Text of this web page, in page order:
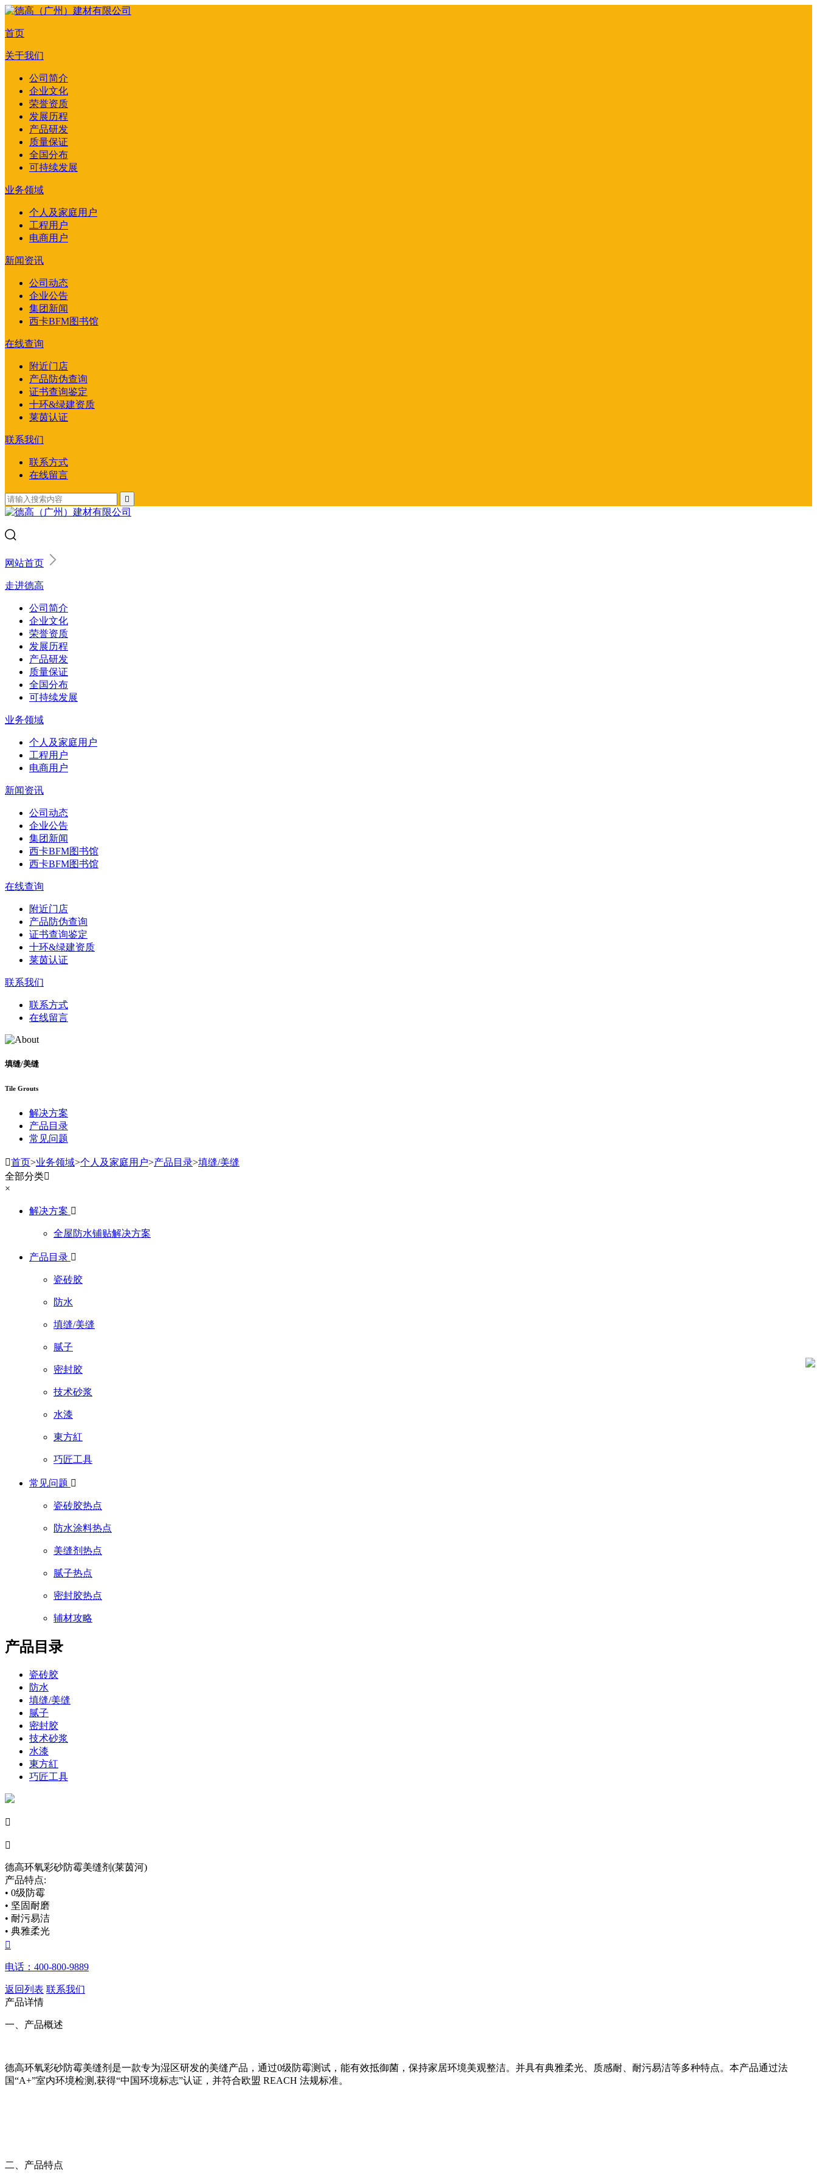
首页
关于我们
公司简介
企业文化
荣誉资质
发展历程
产品研发
质量保证
全国分布
可持续发展
业务领域
个人及家庭用户
工程用户
电商用户
新闻资讯
公司动态
企业公告
集团新闻
西卡BFM图书馆
在线查询
附近门店
产品防伪查询
证书查询鉴定
十环&绿建资质
莱茵认证
联系我们
联系方式
在线留言

网站首页
走进德高
公司简介
企业文化
荣誉资质
发展历程
产品研发
质量保证
全国分布
可持续发展
业务领域
个人及家庭用户
工程用户
电商用户
新闻资讯
公司动态
企业公告
集团新闻
西卡BFM图书馆
西卡BFM图书馆
在线查询
附近门店
产品防伪查询
证书查询鉴定
十环&绿建资质
莱茵认证
联系我们
联系方式
在线留言
填缝/美缝
Tile Grouts
解决方案
产品目录
常见问题
首页>业务领域>个人及家庭用户>产品目录>填缝/美缝
全部分类
×
解决方案 
全屋防水铺贴解决方案
产品目录 
瓷砖胶
防水
填缝/美缝
腻子
密封胶
技术砂浆
水漆
東方紅
巧匠工具
常见问题 
瓷砖胶热点
防水涂料热点
美缝剂热点
腻子热点
密封胶热点
辅材攻略
产品目录
瓷砖胶
防水
填缝/美缝
腻子
密封胶
技术砂浆
水漆
東方紅
巧匠工具


德高环氧彩砂防霉美缝剂(莱茵河)
产品特点:
• 0级防霉
• 坚固耐磨
• 耐污易洁
• 典雅柔光

电话：400-800-9889
返回列表 联系我们
产品详情
一、产品概述
德高环氧彩砂防霉美缝剂是一款专为湿区研发的美缝产品，通过0级防霉测试，能有效抵御菌，保持家居环境美观整洁。并具有典雅柔光、质感耐、耐污易洁等多种特点。本产品通过法
国“A+”室内环境检测,获得“中国环境标志”认证，并符合欧盟 REACH 法规标准。
二、产品特点